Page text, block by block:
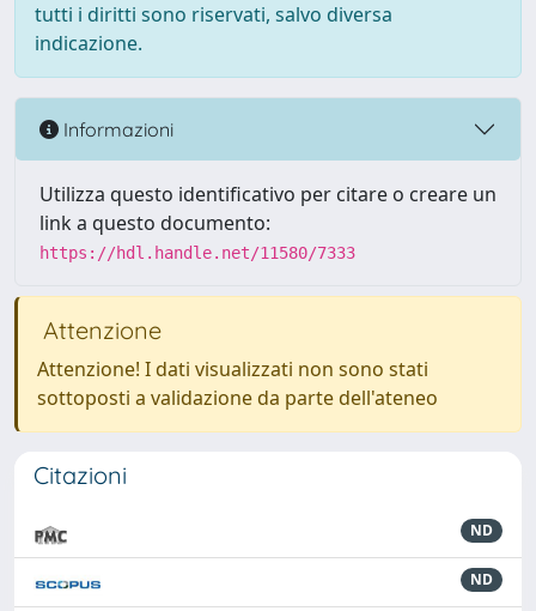
tutti i diritti sono riservati, salvo diversa
indicazione.
Informazioni
Utilizza questo identificativo per citare o creare un
link a questo documento:
https://hdl.handle.net/11580/7333
Attenzione
Attenzione! I dati visualizzati non sono stati
sottoposti a validazione da parte dell'ateneo
Citazioni
ND
ND